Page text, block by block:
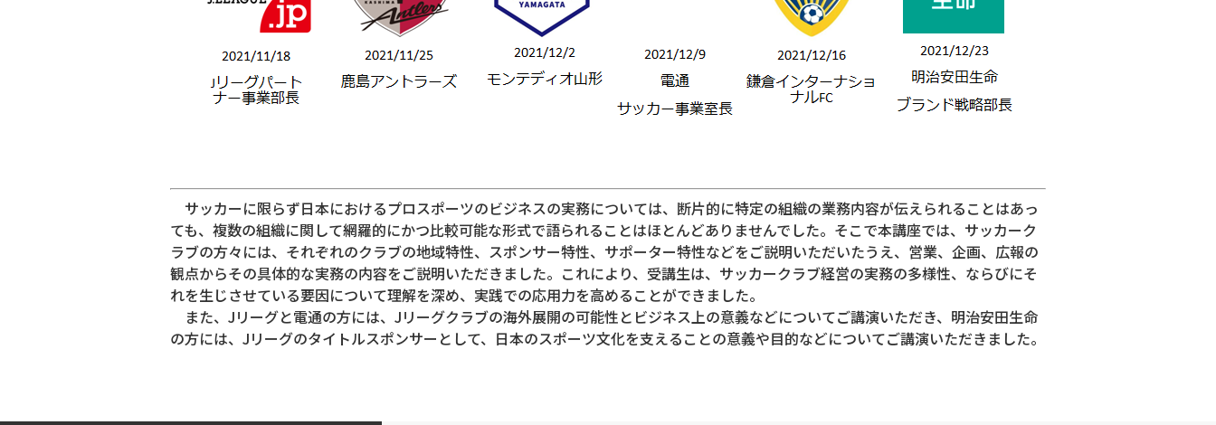
サッカーに限らず日本におけるプロスポーツのビジネスの実務については、断片的に特定の組織の業務内容が伝えられることはあっ
ても、複数の組織に関して網羅的にかつ比較可能な形式で語られることはほとんどありませんでした。そこで本講座では、サッカーク
ラブの方々には、それぞれのクラブの地域特性、スポンサー特性、サポーター特性などをご説明いただいたうえ、営業、企画、広報の
観点からその具体的な実務の内容をご説明いただきました。これにより、受講生は、サッカークラブ経営の実務の多様性、ならびにそ
れを生じさせている要因について理解を深め、実践での応用力を高めることができました。
また、Jリーグと電通の方には、Jリーグクラブの海外展開の可能性とビジネス上の意義などについてご講演いただき、明治安田生命
の方には、Jリーグのタイトルスポンサーとして、日本のスポーツ文化を支えることの意義や目的などについてご講演いただきました。